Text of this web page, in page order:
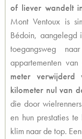
of liever wandelt
Mont Ventoux is
Bédoin, aangelegd
toegangsweg
appartementen
meter
kilometer nul van
die door
en hun prestaties
klim naar de top.